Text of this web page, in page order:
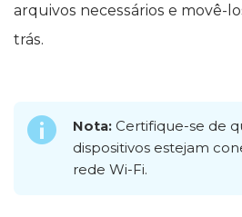
arquivos necessários e movê-
trás.
Nota: Certifique-se de
dispositivos estejam
rede Wi-Fi.